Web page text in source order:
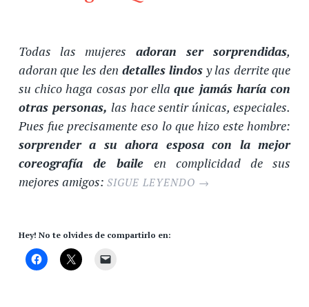
Todas las mujeres adoran ser sorprendidas,
adoran que les den detalles lindos y las derrite que
su chico haga cosas por ellaque jamás haría con
otras personas, las hace sentir únicas, especiales.
Pues fue precisamente eso lo que hizo este hombre:
sorprender a su ahora esposa con la mejor
coreografía de baile en complicidad de sus
mejores amigos: SIGUE LEYENDO →
Hey! No te olvides de compartirlo en: